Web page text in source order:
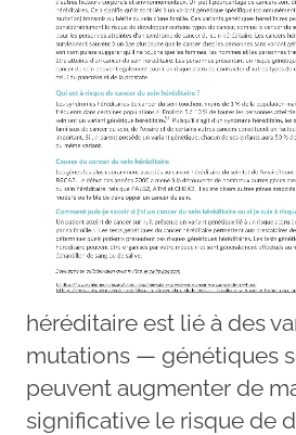
héréditaire est lié à des
mutations — génétiques
peuvent augmenter de
significative le risque de